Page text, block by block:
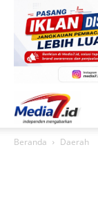
Beranda Daerah